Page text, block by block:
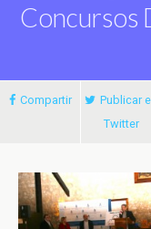
Concursos
Compartir
Publicar
Twitter